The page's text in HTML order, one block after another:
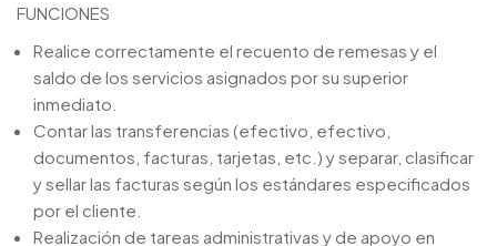
FUNCIONES
Realice correctamente el recuento de remesas y el
saldo de los servicios asignados por su superior
inmediato.
Contar las transferencias (efectivo, efectivo,
documentos, facturas, tarjetas, etc.) y separar, clasificar
y sellar las facturas según los estándares especificados
por el cliente.
Realización de tareas administrativas y de apoyo en